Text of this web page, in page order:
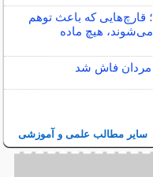
که باعث توهم
هیچ ماده
مردان فاش شد
سایر مطالب علمی و آموزشی